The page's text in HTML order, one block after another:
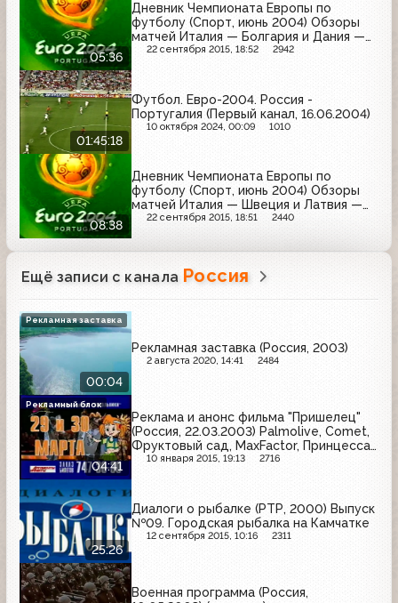
05:36
Дневник Чемпионата Европы по
футболу (Спорт, июнь 2004) Обзоры
матчей Италия — Болгария и Дания —
Швеция
22 сентября 2015, 18:52 2942
01:45:18
Футбол. Евро-2004. Россия -
Португалия (Первый канал, 16.06.2004)
10 октября 2024, 00:09 1010
08:38
Дневник Чемпионата Европы по
футболу (Спорт, июнь 2004) Обзоры
матчей Италия — Швеция и Латвия —
Германия
22 сентября 2015, 18:51 2440
Ещё записи с канала Россия
00:04
Рекламная заставка (Россия, 2003)
2 августа 2020, 14:41 2484
Рекламная заставка
04:41
Реклама и анонс фильма "Пришелец"
(Россия, 22.03.2003) Palmolive, Comet,
Фруктовый сад, MaxFactor, Принцесса
Нури, Reflex, Mr. Proper, Rich, Pantene
10 января 2015, 19:13 2716
Рекламный блок
25:26
Диалоги о рыбалке (РТР, 2000) Выпуск
№09. Городская рыбалка на Камчатке
12 сентября 2015, 10:16 2311
Военная программа (Россия,